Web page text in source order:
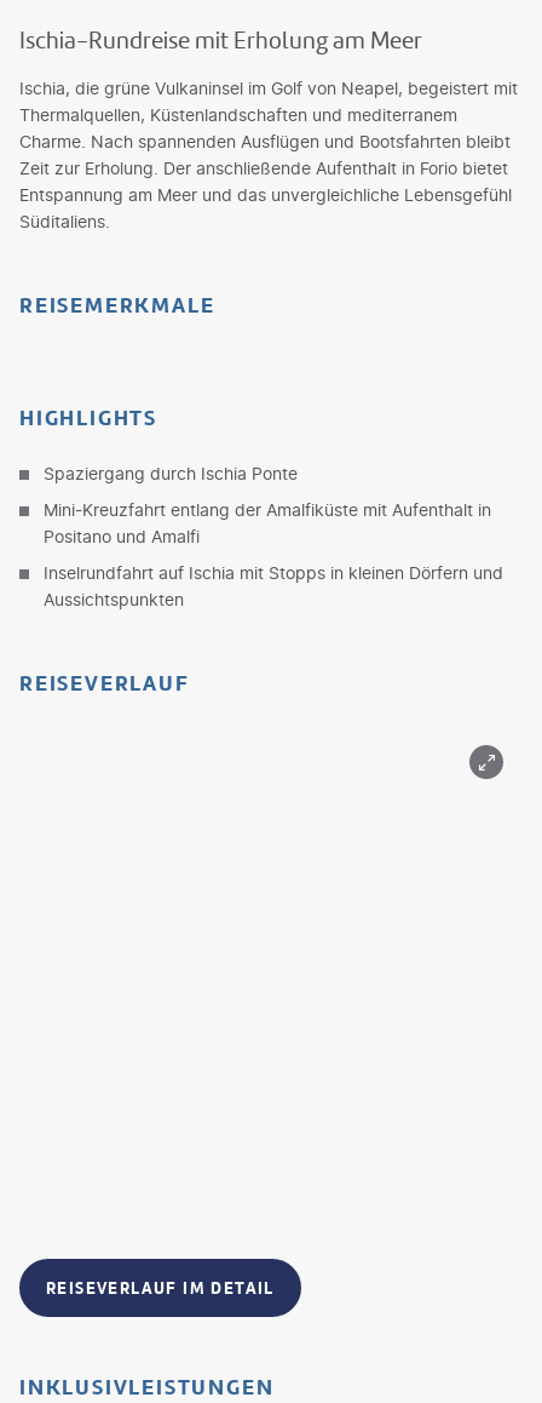
Ischia-Rundreise mit Erholung am Meer
Ischia, die grüne Vulkaninsel im Golf von Neapel, begeistert mit
Thermalquellen, Küstenlandschaften und mediterranem
Charme. Nach spannenden Ausflügen und Bootsfahrten bleibt
Zeit zur Erholung. Der anschließende Aufenthalt in Forio bietet
Entspannung am Meer und das unvergleichliche Lebensgefühl
Süditaliens.
REISEMERKMALE
HIGHLIGHTS
Spaziergang durch Ischia Ponte
Mini-Kreuzfahrt entlang der Amalfiküste mit Aufenthalt in
Positano und Amalfi
Inselrundfahrt auf Ischia mit Stopps in kleinen Dörfern und
Aussichtspunkten
REISEVERLAUF
REISEVERLAUF IM DETAIL
INKLUSIVLEISTUNGEN